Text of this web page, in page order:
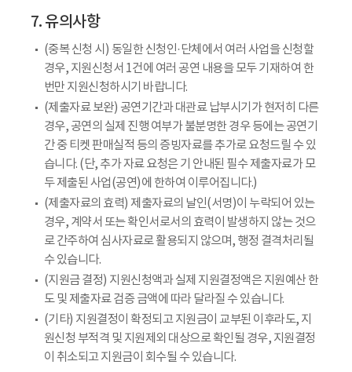
7. 유의사항
(중복 신청 시) 동일한 신청인·단체에서 여러 사업을 신청할
경우, 지원신청서 1건에 여러 공연 내용을 모두 기재하여 한
번만 지원신청하시기 바랍니다.
(제출자료 보완) 공연기간과 대관료 납부시기가 현저히 다른
경우, 공연의 실제 진행 여부가 불분명한 경우 등에는 공연기
간 중 티켓 판매실적 등의 증빙자료를 추가로 요청드릴 수 있
습니다. (단, 추가 자료 요청은 기 안내된 필수 제출자료가 모
두 제출된 사업(공연)에 한하여 이루어집니다.)
(제출자료의 효력) 제출자료의 날인(서명)이 누락되어 있는
경우, 계약서 또는 확인서로서의 효력이 발생하지 않는 것으
로 간주하여 심사자료로 활용되지 않으며, 행정 결격처리될
수 있습니다.
(지원금 결정) 지원신청액과 실제 지원결정액은 지원예산 한
도 및 제출자료 검증 금액에 따라 달라질 수 있습니다.
(기타) 지원결정이 확정되고 지원금이 교부된 이후라도, 지
원신청 부적격 및 지원제외 대상으로 확인될 경우, 지원결정
이 취소되고 지원금이 회수될 수 있습니다.